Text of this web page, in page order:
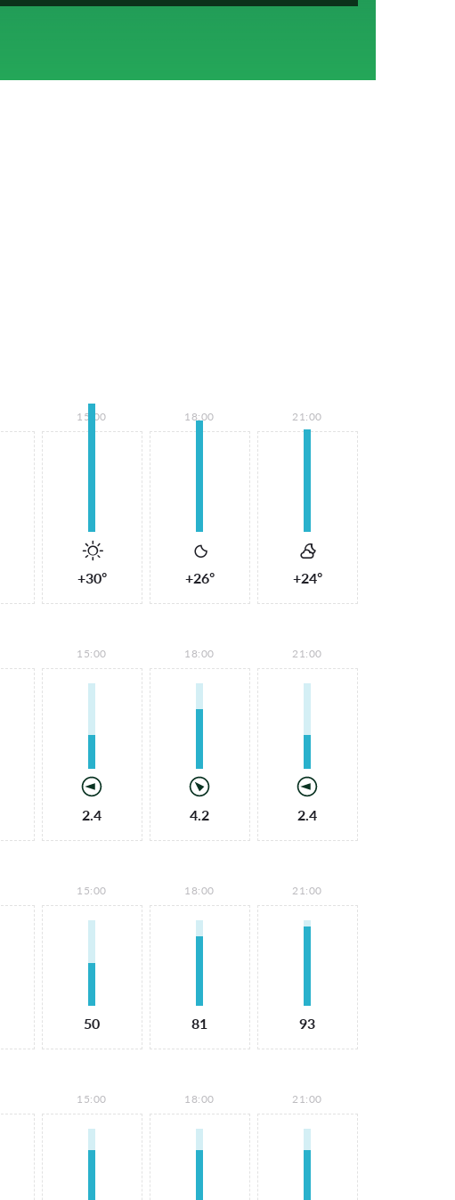
15:00
+30°
18:00
+26°
21:00
+24°
15:00
2.4
18:00
4.2
21:00
2.4
15:00
50
18:00
81
21:00
93
15:00 18:00 21:00